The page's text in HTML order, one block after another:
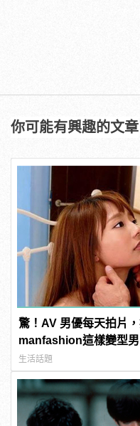
你可能有興趣的文章
驚！AV 男優每天拍片
manfashion這樣變型男
生活話題